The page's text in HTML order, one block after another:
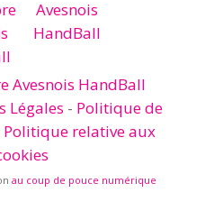
Avesnois HandBall
Légales - Politique de
Politique relative aux
au coup de pouce numérique